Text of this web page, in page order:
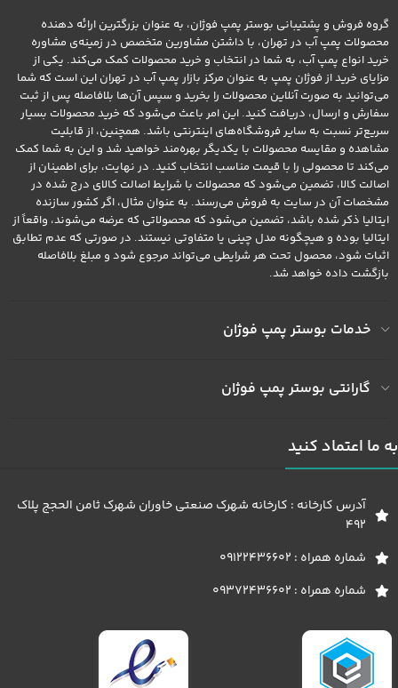
گروه فروش و پشتیبانی بوستر پمپ فوژان، به عنوان بزرگترین ارائه دهنده
محصولات پمپ آب در تهران، با داشتن مشاورین متخصص در زمینه‌ی مشاوره
خرید انواع پمپ آب، به شما در انتخاب و خرید محصولات کمک می‌کند. یکی از
مزایای خرید از فوژان پمپ به عنوان مرکز بازار پمپ آب در تهران این است که شما
می‌توانید به صورت آنلاین محصولات را بخرید و سپس آن‌ها بلافاصله پس از ثبت
سفارش و ارسال، دریافت کنید. این امر باعث می‌شود که خرید محصولات بسیار
سریع‌تر نسبت به سایر فروشگاه‌های اینترنتی باشد. همچنین، از قابلیت
مشاهده و مقایسه محصولات با یکدیگر بهره‌مند خواهید شد و این به شما کمک
می‌کند تا محصولی را با قیمت مناسب انتخاب کنید. در نهایت، برای اطمینان از
اصالت کالا، تضمین می‌شود که محصولات با شرایط اصالت کالای درج شده در
مشخصات آن در سایت به فروش می‌رسند. به عنوان مثال، اگر کشور سازنده
ایتالیا ذکر شده باشد، تضمین می‌شود که محصولاتی که عرضه می‌شوند، واقعاً از
ایتالیا بوده و هیچگونه مدل چینی یا متفاوتی نیستند. در صورتی که عدم تطابق
اثبات شود، محصول تحت هر شرایطی می‌تواند مرجوع شود و مبلغ بلافاصله
بازگشت داده خواهد شد.
خدمات بوستر پمپ فوژان
گارانتی بوستر پمپ فوژان
به ما اعتماد کنید
آدرس کارخانه : کارخانه شهرک صنعتی خاوران شهرک ثامن الحجج پلاک
492
شماره همراه : 09122436602
شماره همراه : 09372436602